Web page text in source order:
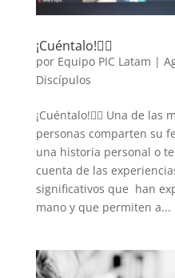
¡Cuéntalo!🙋‍♀️
por Equipo PIC Latam |
Discípulos
¡Cuéntalo!🙋‍♀️ Una de las
personas comparten su
una historia personal o
cuenta de las
significativos que han
mano y que permiten a...